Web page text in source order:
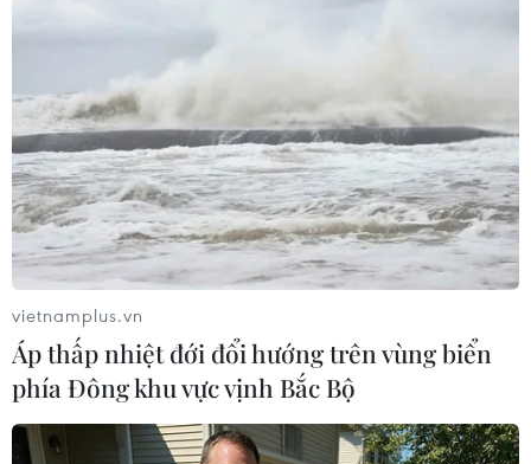
Hồng Duy vào sân, Việt Nam gia tăng sức ép tuyến phòng ngự
của UAE. (Ảnh: Hoàng Linh/TTXVN)
vietnamplus.vn
Áp thấp nhiệt đới đổi hướng trên vùng biển
phía Đông khu vực vịnh Bắc Bộ